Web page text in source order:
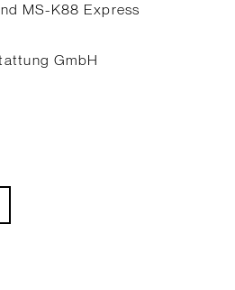
MS-K88 Express
GmbH